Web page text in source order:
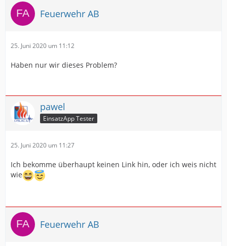
Feuerwehr AB
25. Juni 2020 um 11:12
Haben nur wir dieses Problem?
pawel
EinsatzApp Tester
25. Juni 2020 um 11:27
Ich bekomme überhaupt keinen Link hin, oder ich weis nicht
wie
Feuerwehr AB